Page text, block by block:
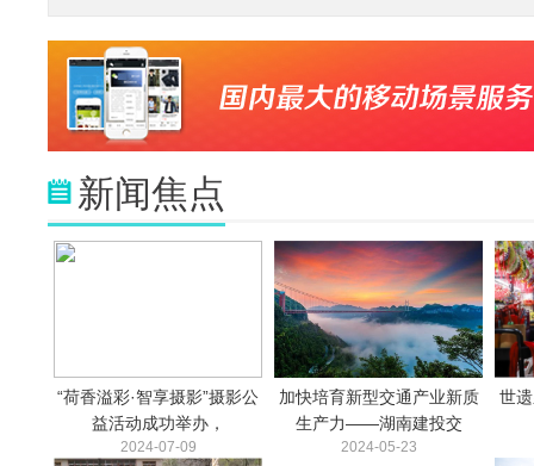
新闻焦点
“荷香溢彩·智享摄影”摄影公
益活动成功举办，
2024-07-09
加快培育新型交通产业新质
生产力——湖南建投交
2024-05-23
世